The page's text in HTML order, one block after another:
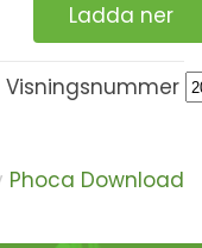
Ladda ner
Visningsnummer
Phoca Download